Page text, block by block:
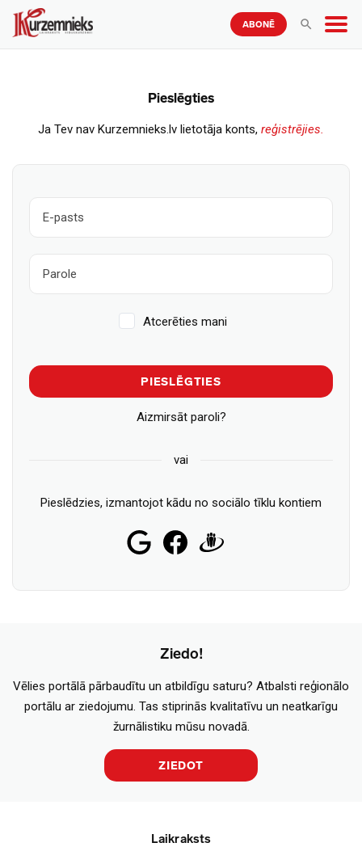
ABONĒ
Pieslēgties
Ja Tev nav Kurzemnieks.lv lietotāja konts, reģistrējies.
Atcerēties mani
PIESLĒGTIES
Aizmirsāt paroli?
vai
Pieslēdzies, izmantojot kādu no sociālo tīklu kontiem
Ziedo!
Vēlies portālā pārbaudītu un atbildīgu saturu? Atbalsti reģionālo
portālu ar ziedojumu. Tas stiprinās kvalitatīvu un neatkarīgu
žurnālistiku mūsu novadā.
ZIEDOT
Laikraksts